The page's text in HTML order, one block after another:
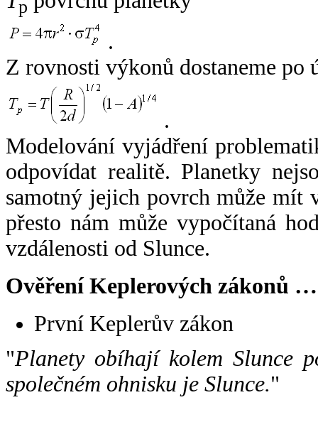
p
.
Z rovnosti výkonů dostaneme po
.
Modelování vyjádření
odpovídat realitě. Planetky
samotný jejich povrch může mít
přesto nám může vypočítaná
vzdálenosti od Slunce.
Ověření Keplerových zákonů …
První Keplerův zákon
"Planety obíhají kolem Slunce
společném ohnisku je Slunce."